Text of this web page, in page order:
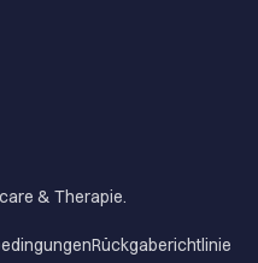
& Therapie.
Rückgaberichtlinie